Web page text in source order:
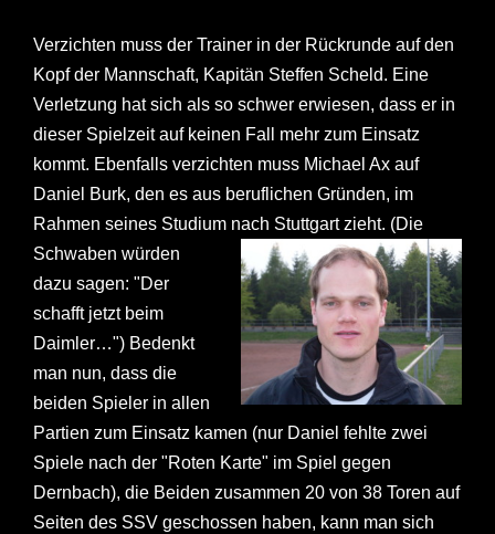
Verzichten muss der Trainer in der Rückrunde auf den
Kopf der Mannschaft, Kapitän Steffen Scheld. Eine
Verletzung hat sich als so schwer erwiesen, dass er in
dieser Spielzeit auf keinen Fall mehr zum Einsatz
kommt. Ebenfalls verzichten muss Michael Ax auf
Daniel Burk, den es aus beruflichen Gründen, im
Rahmen seines Studium nach Stuttgartzieht. (Die
Schwaben würden
dazu sagen: "Der
schafft jetzt beim
Daimler…") Bedenkt
man nun, dass die
beiden Spieler in allen
Partien zum Einsatz kamen (nur Daniel fehlte zwei
Spiele nach der "Roten Karte" im Spiel gegen
Dernbach), die Beiden zusammen 20 von 38 Toren auf
Seiten des SSV geschossen haben, kann man sich